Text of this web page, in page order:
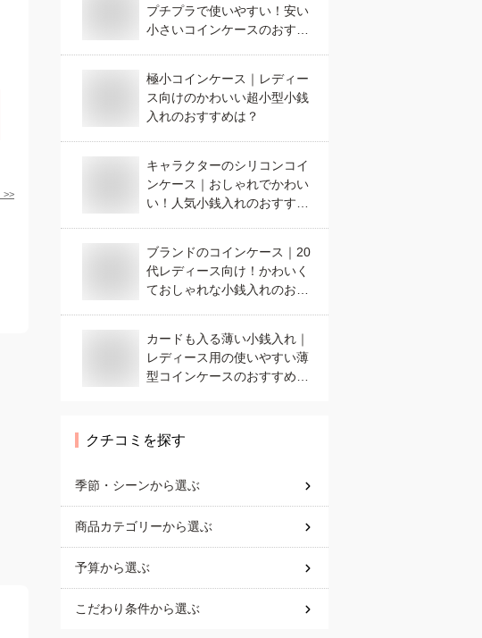
>>
プチプラで使いやすい！安い
小さいコインケースのおすす
極小コインケース｜レディー
ス向けのかわいい超小型小銭
入れのおすすめは？
キャラクターのシリコンコイ
ンケース｜おしゃれでかわい
い！人気小銭入れのおすすめ
ブランドのコインケース｜20
代レディース向け！かわいく
ておしゃれな小銭入れのおす
カードも入る薄い小銭入れ｜
レディース用の使いやすい薄
型コインケースのおすすめ
クチコミを探す
季節・シーンから選ぶ
商品カテゴリーから選ぶ
予算から選ぶ
こだわり条件から選ぶ